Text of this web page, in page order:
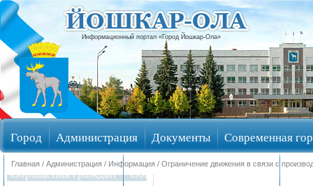
Информационный портал «Город Йошкар-Ола»
Город Администрация Документы Современная
Обращения граждан Общественные обсуждения
Главная / Администрация / Информация / Ограничение движения в связи с